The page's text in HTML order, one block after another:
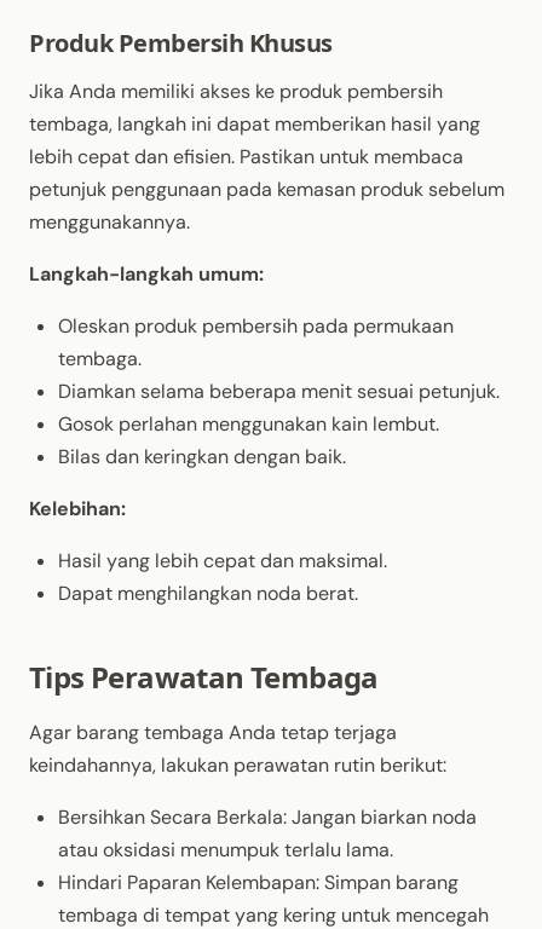
Produk Pembersih Khusus
Jika Anda memiliki akses ke produk pembersih
tembaga, langkah ini dapat memberikan hasil yang
lebih cepat dan efisien. Pastikan untuk membaca
petunjuk penggunaan pada kemasan produk sebelum
menggunakannya.
Langkah-langkah umum:
Oleskan produk pembersih pada permukaan
tembaga.
Diamkan selama beberapa menit sesuai petunjuk.
Gosok perlahan menggunakan kain lembut.
Bilas dan keringkan dengan baik.
Kelebihan:
Hasil yang lebih cepat dan maksimal.
Dapat menghilangkan noda berat.
Tips Perawatan Tembaga
Agar barang tembaga Anda tetap terjaga
keindahannya, lakukan perawatan rutin berikut:
Bersihkan Secara Berkala: Jangan biarkan noda
atau oksidasi menumpuk terlalu lama.
Hindari Paparan Kelembapan: Simpan barang
tembaga di tempat yang kering untuk mencegah